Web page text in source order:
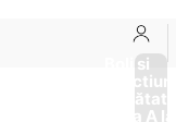
Boli si
Afectiuni
Sănătate
de la A